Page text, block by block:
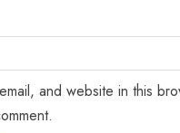
and website in this